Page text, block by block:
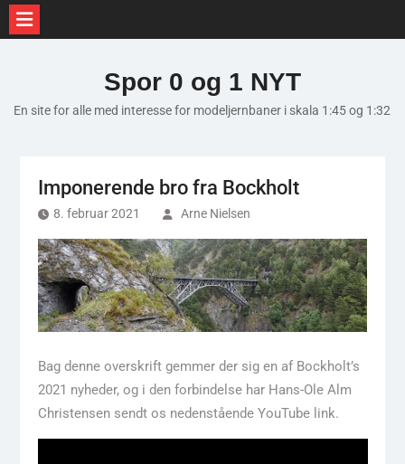
Spor 0 og 1 NYT
En site for alle med interesse for modeljernbaner i skala 1:45 og 1:32
Imponerende bro fra Bockholt
8. februar 2021 Arne Nielsen
Bag denne overskrift gemmer der sig en af Bockholt’s
2021 nyheder, og i den forbindelse har Hans-Ole Alm
Christensen sendt os nedenstående YouTube link.